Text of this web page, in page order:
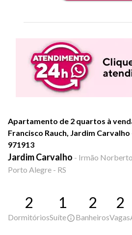
Apartamento de 2 quartos à
Francisco Rauch, Jardim
971913
Jardim Carvalho - Irmão
Porto Alegre - RS
2
Dormitórios
1
Suíte
2
Banheiros
2
Vagas